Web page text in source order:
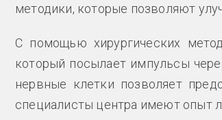
методики, которые позволяют
С помощью хирургических
который посылает импульсы
нервные клетки позволяет
специалисты центра имеют опыт